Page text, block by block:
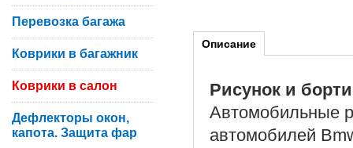
Описание
Рисунок и
Автомобильные
автомобилей
Перевозка багажа
Коврики в багажник
Коврики в салон
Дефлекторы окон,
капота. Защита фар